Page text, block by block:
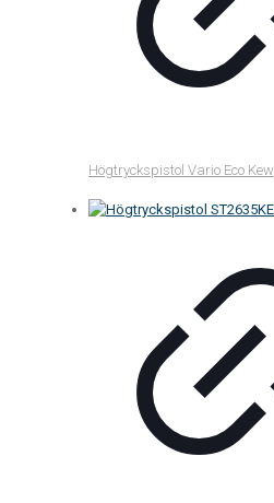
Högtryckspistol Vario Eco Kew